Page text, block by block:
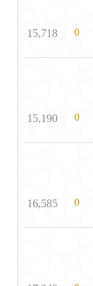
0
15,718
0
15,190
0
16,585